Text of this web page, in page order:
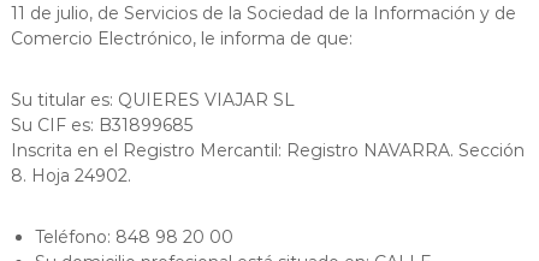
11 de julio, de Servicios de la Sociedad de la Información y de
Comercio Electrónico, le informa de que:
Su titular es: QUIERES VIAJAR SL
Su CIF es: B31899685
Inscrita en el Registro Mercantil: Registro NAVARRA. Sección
8. Hoja 24902.
Teléfono: 848 98 20 00